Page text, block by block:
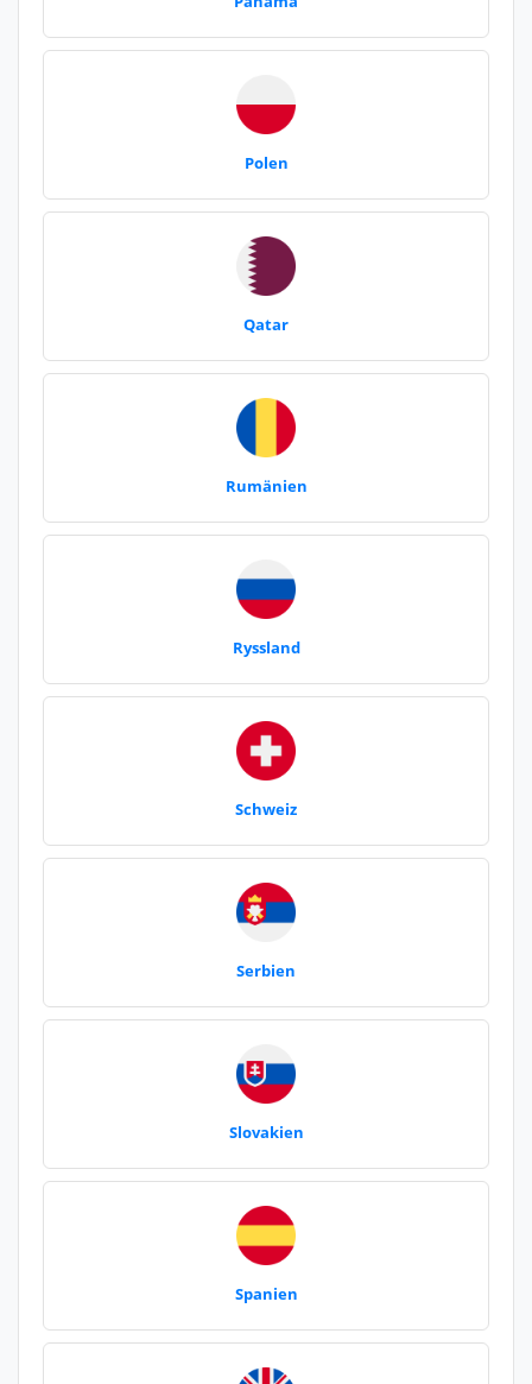
Polen
Qatar
Rumänien
Ryssland
Schweiz
Serbien
Slovakien
Spanien